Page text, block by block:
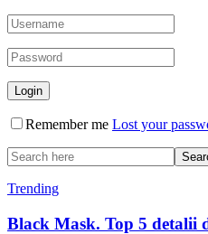
Remember me Lost your
Trending
Black Mask. Top 5 detalii